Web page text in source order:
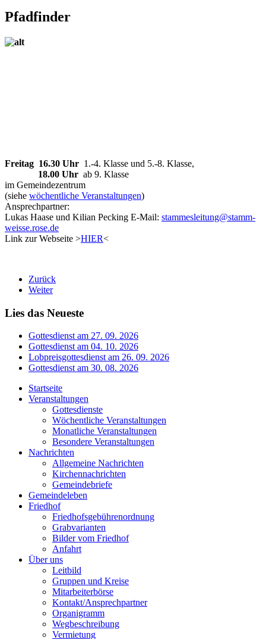
Pfadfinder
Freitag 16.30 Uhr 1.-4. Klasse und 5.-8. Klasse,
18.00 Uhr ab 9. Klasse
im Gemeindezentrum
(siehe wöchentliche Veranstaltungen)
Ansprechpartner:
Lukas Haase und Kilian Pecking E-Mail: stammesleitung@stamm-
weisse.rose.de
Link zur Webseite >HIER<
Zurück
Weiter
Lies das Neueste
Gottesdienst am 27. 09. 2026
Gottesdienst am 04. 10. 2026
Lobpreisgottesdienst am 26. 09. 2026
Gottesdienst am 30. 08. 2026
Startseite
Veranstaltungen
Gottesdienste
Wöchentliche Veranstaltungen
Monatliche Veranstaltungen
Besondere Veranstaltungen
Nachrichten
Allgemeine Nachrichten
Kirchennachrichten
Gemeindebriefe
Gemeindeleben
Friedhof
Friedhofsgebührenordnung
Grabvarianten
Bilder vom Friedhof
Anfahrt
Über uns
Leitbild
Gruppen und Kreise
Mitarbeiterbörse
Kontakt/Ansprechpartner
Organigramm
Wegbeschreibung
Vermietung